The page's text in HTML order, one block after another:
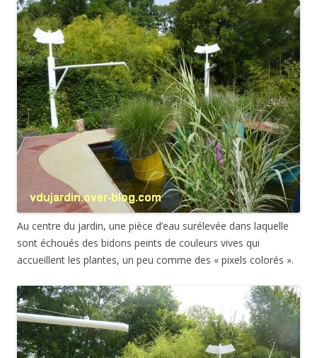
Au centre du jardin, une pièce d’eau surélevée dans laquelle
sont échoués des bidons peints de couleurs vives qui
accueillent les plantes, un peu comme des « pixels colorés ».